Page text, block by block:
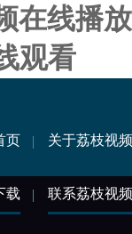
在线播
观看
页 关于荔枝视
载 联系荔枝视